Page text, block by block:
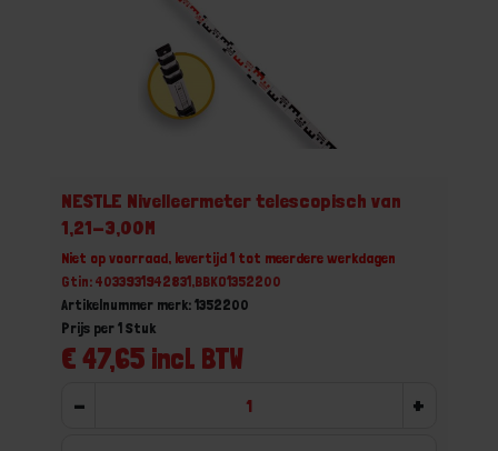
NESTLE Nivelleermeter telescopisch van
1,21-3,00M
Niet op voorraad, levertijd 1 tot meerdere werkdagen
Gtin: 4033931942831,BBKO1352200
Artikelnummer merk: 1352200
€ 47,65 incl. BTW
Prijs per 1 Stuk
- +